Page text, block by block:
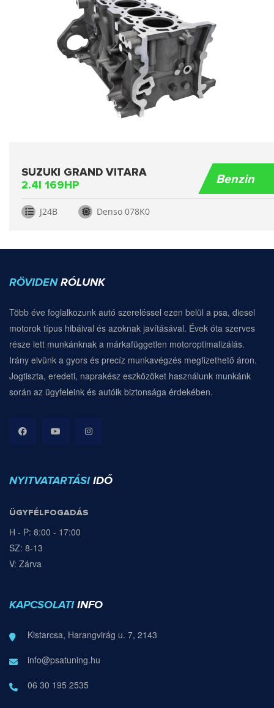
SUZUKI GRAND VITARA
2.4I 169HP
Benzin
J24B Denso 078K0
RÖVIDEN RÓLUNK
Több éve foglalkozunk autó szereléssel ezen belül a psa, diesel
motorok típus hibáival és azoknak javításával. Évek óta szerves
része lett munkánknak a márkafüggetlen motoroptimalizálás.
Irány elvünk a gyors és precíz munkavégzés megfizethető áron.
Jogtiszta, eredeti, naprakész eszközöket használunk munkánk
során az ügyfeleink és autóik biztonsága érdekében.
NYITVATARTÁSI IDŐ
ÜGYFÉLFOGADÁS
H - P: 8:00 - 17:00
SZ: 8-13
V: Zárva
KAPCSOLATI INFO
Kistarcsa, Harangvirág u. 7, 2143
info@psatuning.hu
06 30 195 2535